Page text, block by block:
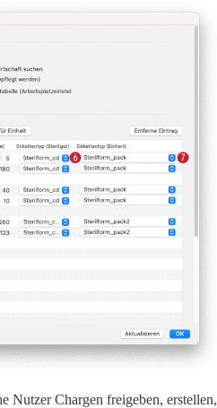
Nutzer Chargen freigeben, erstellen,